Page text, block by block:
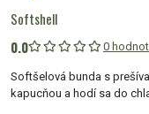
Softshell
0.0
0
Softšelová bunda s
kapucňou a hodí sa do